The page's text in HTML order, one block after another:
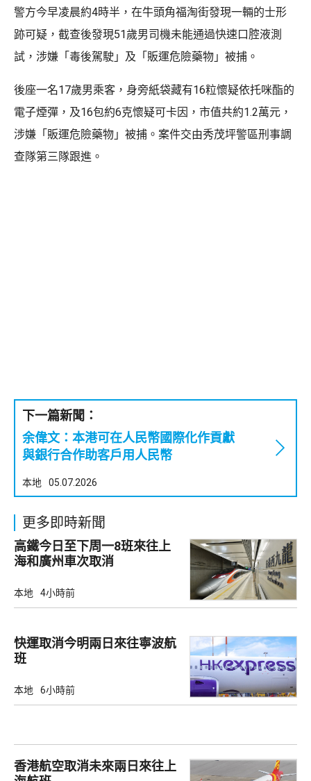
警方今早凌晨約4時半，在牛頭角福淘街發現一輛的士形
跡可疑，截查後發現51歲男司機未能通過快速口腔液測
試，涉嫌「毒後駕駛」及「販運危險藥物」被捕。
後座一名17歲男乘客，身旁紙袋藏有16粒懷疑依托咪酯的
電子煙彈，及16包約6克懷疑可卡因，市值共約1.2萬元，
涉嫌「販運危險藥物」被捕。案件交由秀茂坪警區刑事調
查隊第三隊跟進。
下一篇新聞：
余偉文：本港可在人民幣國際化作貢獻
與銀行合作助客戶用人民幣
本地 05.07.2026
更多即時新聞
高鐵今日至下周一8班來往上
海和廣州車次取消
本地 4小時前
快運取消今明兩日來往寧波航
班
本地 6小時前
香港航空取消未來兩日來往上